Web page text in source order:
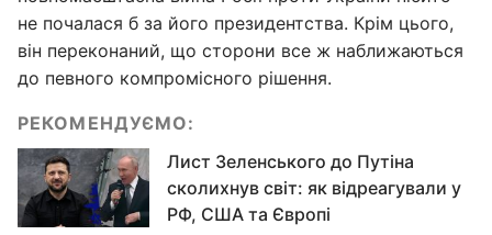
не почалася б за його президентства. Крім цього,
він переконаний, що сторони все ж наближаються
до певного компромісного рішення.
РЕКОМЕНДУЄМО:
Лист Зеленського до Путіна
сколихнув світ: як відреагували у
РФ, США та Європі